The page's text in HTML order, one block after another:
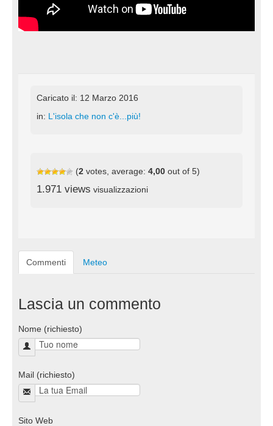
Caricato il: 12 Marzo 2016
in: L'isola che non c'è...più!
(2 votes, average: 4,00 out of 5)
1.971 views visualizzazioni
Commenti Meteo
Lascia un commento
Nome (richiesto)
Mail (richiesto)
Sito Web